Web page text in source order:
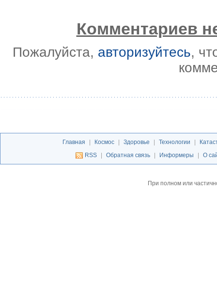
Комментариев
Пожалуйста, авторизуйтесь,
Главная | Космос | Здоровье | Технологии |
RSS
| Обратная связь | Информеры | О
При полном или